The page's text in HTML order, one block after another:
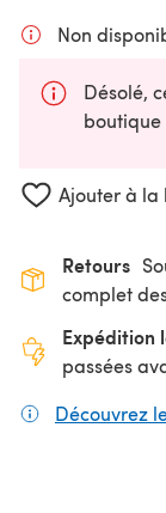
Non
Désolé,
boutique
Ajouter à la
Retours
complet
Expédition
passées
Découvrez